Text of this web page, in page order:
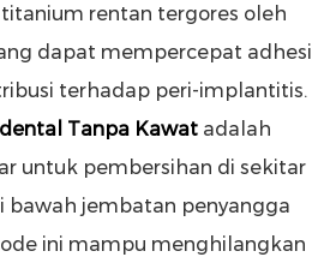
rentan tergores oleh
dapat mempercepat adhesi
terhadap peri-implantitis.
Tanpa Kawat adalah
untuk pembersihan di sekitar
bawah jembatan penyangga
ini mampu menghilangkan